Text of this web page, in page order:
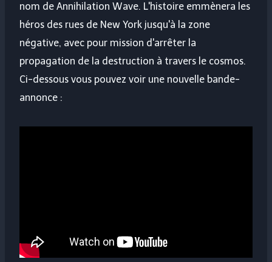
nom de Annihilation Wave. L'histoire emmènera les
héros des rues de New York jusqu'à la zone
négative, avec pour mission d'arrêter la
propagation de la destruction à travers le cosmos.
Ci-dessous vous pouvez voir une nouvelle bande-
annonce :